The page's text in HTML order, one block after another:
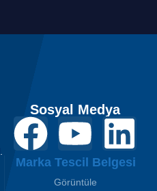
Sosyal Medya
Marka Tescil Belgesi
Görüntüle